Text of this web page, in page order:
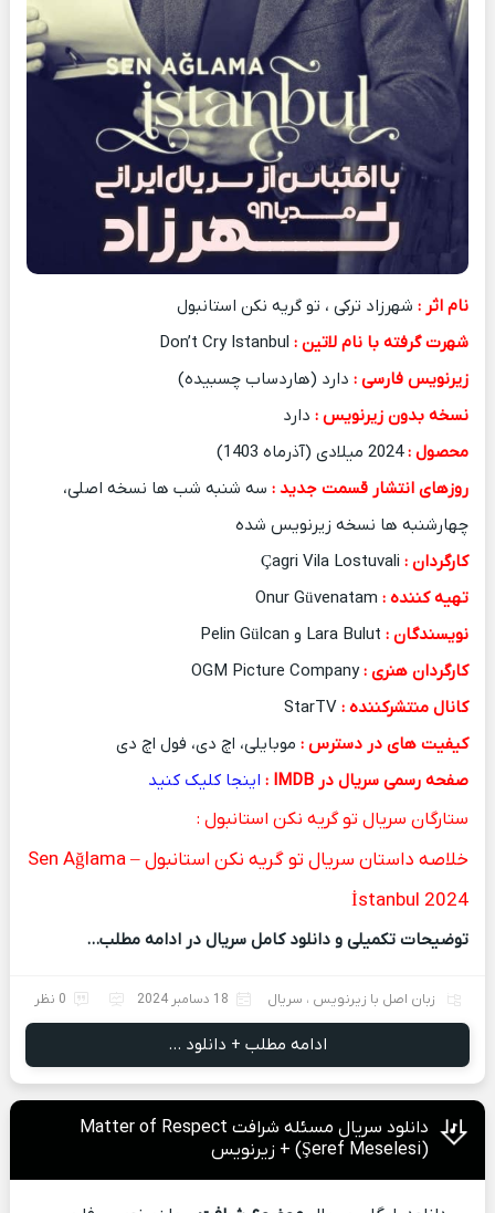
نام اثر :شهرزاد ترکی ، تو گریه نکن استانبول
شهرت گرفته با نام لاتین :Don’t Cry Istanbul
زیرنویس فارسی :دارد (هاردساب چسبیده)
نسخه بدون زیرنویس :دارد
محصول :2024 میلادی (آذرماه 1403)
روزهای انتشار قسمت جدید :سه شنبه شب ها نسخه اصلی،
چهارشنبه ها نسخه زیرنویس شده
کارگردان :Çagri Vila Lostuvali
تهیه کننده :Onur Güvenatam
نویسندگان :Lara Bulut و Pelin Gülcan
کارگردان هنری :OGM Picture Company
کانال منتشرکننده :StarTV
کیفیت های در دسترس :موبایلی، اچ دی، فول اچ دی
صفحه رسمی سریال در IMDB :
اینجا کلیک کنید
ستارگان سریال تو گریه نکن استانبول :
خلاصه داستان سریال تو گریه نکن استانبول – Sen Ağlama
İstanbul 2024
توضیحات تکمیلی و دانلود کامل سریال در ادامه مطلب…
زبان اصل با زیرنویس ، سریال 18 دسامبر 2024 0 نظر
ادامه مطلب + دانلود ...
دانلود سریال مسئله شرافت Matter of Respect
(Şeref Meselesi) + زیرنویس